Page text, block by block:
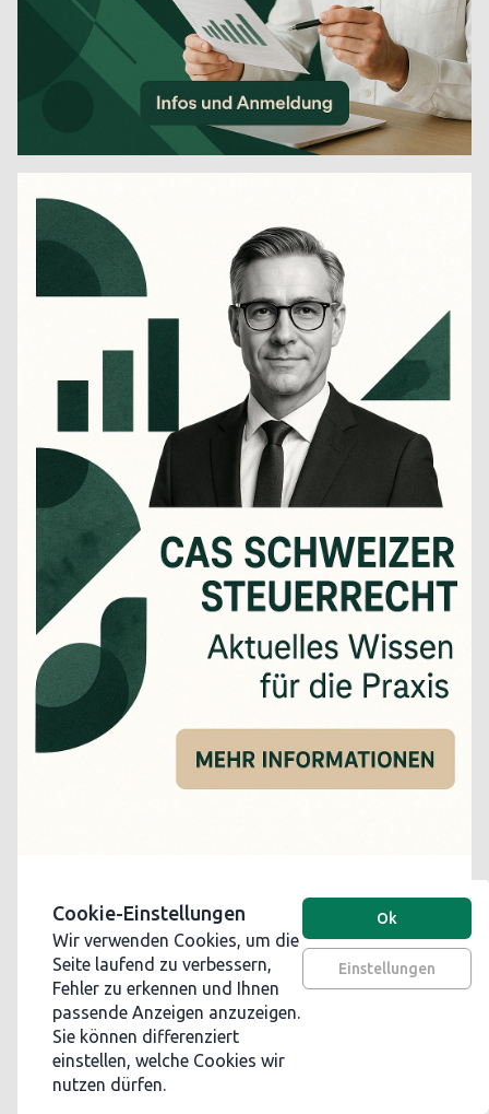
Die nächsten Steuerseminare
Umstrukturierungen (KS 5a)
11.08.2026 in Zürich
Verrechnungspreise bei KMU
11.08.2026 in Zürich
MWST-Seminar Basic
Cookie-Einstellungen
Wir verwenden Cookies, um die
Seite laufend zu verbessern,
Fehler zu erkennen und Ihnen
passende Anzeigen anzuzeigen.
Sie können differenziert
einstellen, welche Cookies wir
nutzen dürfen.
Ok
Einstellungen